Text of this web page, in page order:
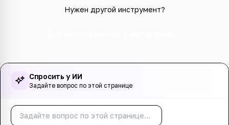
Нужен другой инструмент?
Спросить у ИИ
Задайте вопрос по этой странице